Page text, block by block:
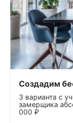
Создадим
3 варианта с
замерщика
000 ₽